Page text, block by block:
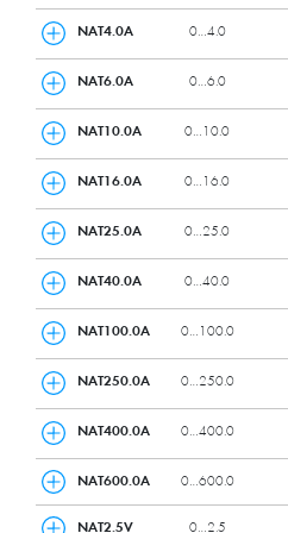
Hydraulika
HVAC
Chłodnictwo
Procesy technologiczne
Woda
Inne
NAT4.0A 0…4.0
NAT6.0A 0…6.0
NAT10.0A 0…10.0
NAT16.0A 0…16.0
NAT25.0A 0…25.0
NAT40.0A 0…40.0
NAT100.0A 0…100.0
NAT250.0A 0…250.0
NAT400.0A 0…400.0
NAT600.0A 0…600.0
NAT2.5V 0…2.5